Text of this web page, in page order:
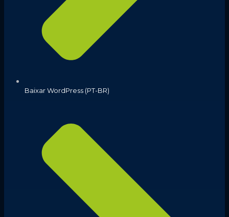
Baixar WordPress (PT-BR)